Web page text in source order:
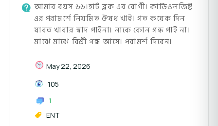
আমার বয়স ৬৬।হার্ট ব্লক এর রোগী। কার্ডিওলজিষ্ট
এর পরামর্শে নিয়মিত ঔষধ খাই। গত কয়েক দিন
যাবত খাবার স্বাদ পাইনা। নাকে কোন গন্ধ পাই না।
মাঝে মাঝে বিশ্রী গন্ধ আসে। পরামর্শ দিবেন।
May 22, 2026
105
1
ENT